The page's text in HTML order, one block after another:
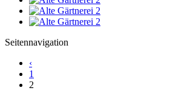
Seitennavigation
‹
1
2